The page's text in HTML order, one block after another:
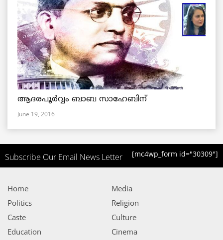
ആദരപൂര്‍വ്വം ബാബ സാഹേബിന്
June 19, 2016
Subscribe Our Email News Letter [mc4wp_form id="30309"]
Home
Politics
Caste
Education
Media
Religion
Culture
Cinema